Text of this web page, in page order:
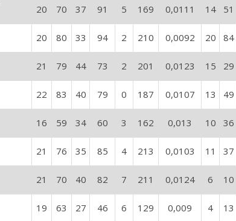
20 70 37 91 5 169 0,0111 14 51
20 80 33 94 2 210 0,0092 20 84
21 79 44 73 2 201 0,0123 15 29
22 83 40 79 0 187 0,0107 13 49
16 59 34 60 3 162 0,013 10 36
21 76 35 85 4 213 0,0103 11 37
21 70 40 82 7 211 0,0124 6 10
19 63 27 46 6 129 0,009 4 13